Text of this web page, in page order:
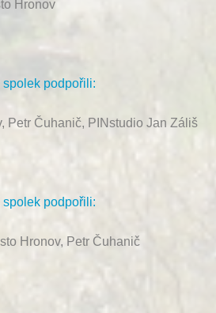
Hronov
podpořili:
Petr Čuhanič, PINstudio Jan Záliš
podpořili:
Hronov, Petr Čuhanič